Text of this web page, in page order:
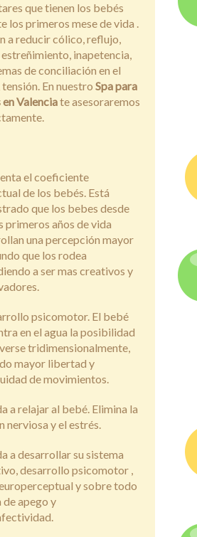
que tienen los bebés
los primeros mese de vida .
a reducir cólico, reflujo,
estreñimiento, inapetencia,
de conciliación en el
tensión. En nuestro Spa para
Valenciate asesoraremos
el coeficiente
de los bebés. Está
que los bebes desde
primeros años de vida
una percepción mayor
que los rodea
a ser mas creativos y
psicomotor. El bebé
en el agua la posibilidad
tridimensionalmente,
mayor libertad y
de movimientos.
a relajar al bebé. Elimina la
nerviosa y el estrés.
a desarrollar su sistema
desarrollo psicomotor ,
y sobre todo
de apego y